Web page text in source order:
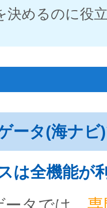
決めるのに役
ータ(海ナビ
は全機能が